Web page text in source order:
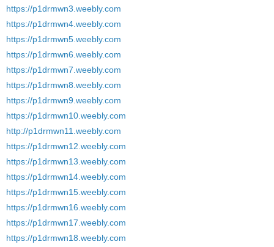
https://p1drmwn3.weebly.com
https://p1drmwn4.weebly.com
https://p1drmwn5.weebly.com
https://p1drmwn6.weebly.com
https://p1drmwn7.weebly.com
https://p1drmwn8.weebly.com
https://p1drmwn9.weebly.com
https://p1drmwn10.weebly.com
http://p1drmwn11.weebly.com
https://p1drmwn12.weebly.com
https://p1drmwn13.weebly.com
https://p1drmwn14.weebly.com
https://p1drmwn15.weebly.com
https://p1drmwn16.weebly.com
https://p1drmwn17.weebly.com
https://p1drmwn18.weebly.com